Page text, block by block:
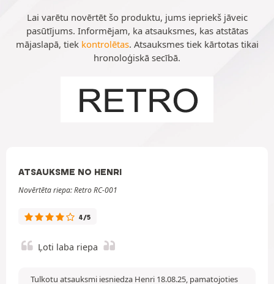
Lai varētu novērtēt šo produktu, jums iepriekš jāveic
pasūtījums. Informējam, ka atsauksmes, kas atstātas
mājaslapā, tiek kontrolētas. Atsauksmes tiek kārtotas tikai
hronoloģiskā secībā.
ATSAUKSME NO HENRI
Novērtēta riepa: Retro RC-001
4/5
Ļoti laba riepa
Tulkotu atsauksmi iesniedza Henri 18.08.25, pamatojoties